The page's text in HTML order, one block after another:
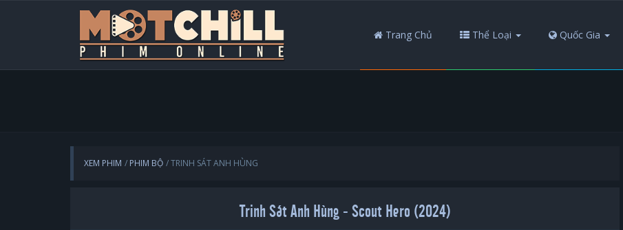
Trang Chủ Thể Loại Quốc Gia
XEM PHIM PHIM BỘ TRINH SÁT ANH HÙNG
Trinh Sát Anh Hùng - Scout Hero (2024)